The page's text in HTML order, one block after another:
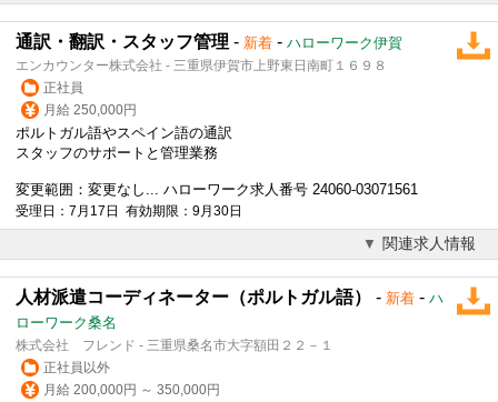
通訳・翻訳・スタッフ管理 - 新着 - ハローワーク伊賀
エンカウンター株式会社 - 三重県伊賀市上野東日南町１６９８
正社員
月給 250,000円
ポルトガル語やスペイン語の通訳
スタッフのサポートと管理業務
変更範囲：変更なし... ハローワーク求人番号 24060-03071561
受理日：7月17日 有効期限：9月30日
関連求人情報
人材派遣コーディネーター（ポルトガル語） - 新着 - ハ
ローワーク桑名
株式会社 フレンド - 三重県桑名市大字額田２２－１
正社員以外
月給 200,000円 ～ 350,000円